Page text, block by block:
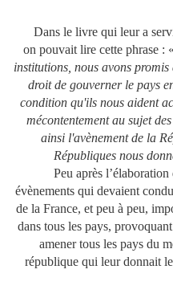
Dans le livre qui leur a servi
on pouvait lire cette phrase : «
institutions, nous avons
droit de gouverner le pays
condition qu'ils nous aident
mécontentement au sujet
ainsi l'avènement de la
Républiques nous
Peu après l’élaboration
évènements qui devaient
de la France, et peu à peu,
dans tous les pays,
amener tous les pays du
république qui leur donnait